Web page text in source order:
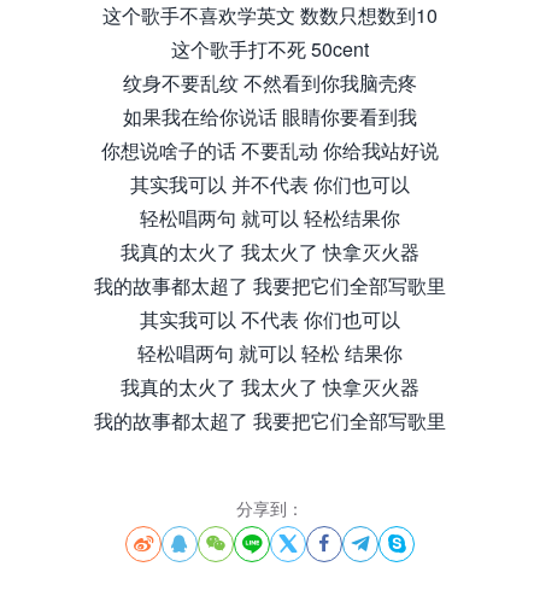
这个歌手不喜欢学英文 数数只想数到10
这个歌手打不死 50cent
纹身不要乱纹 不然看到你我脑壳疼
如果我在给你说话 眼睛你要看到我
你想说啥子的话 不要乱动 你给我站好说
其实我可以 并不代表 你们也可以
轻松唱两句 就可以 轻松结果你
我真的太火了 我太火了 快拿灭火器
我的故事都太超了 我要把它们全部写歌里
其实我可以 不代表 你们也可以
轻松唱两句 就可以 轻松 结果你
我真的太火了 我太火了 快拿灭火器
我的故事都太超了 我要把它们全部写歌里
分享到：
       